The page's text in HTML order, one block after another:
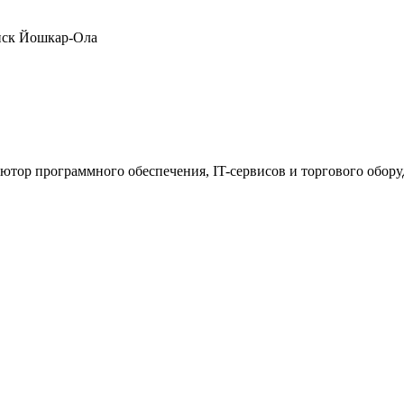
Йошкар-Ола
программного обеспечения, IT-сервисов и торгового